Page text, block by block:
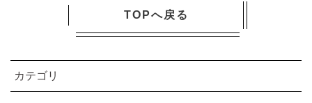
TOPへ戻る
カテゴリ